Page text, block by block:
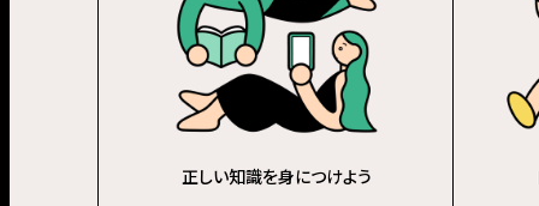
正しい知識を身につけよう